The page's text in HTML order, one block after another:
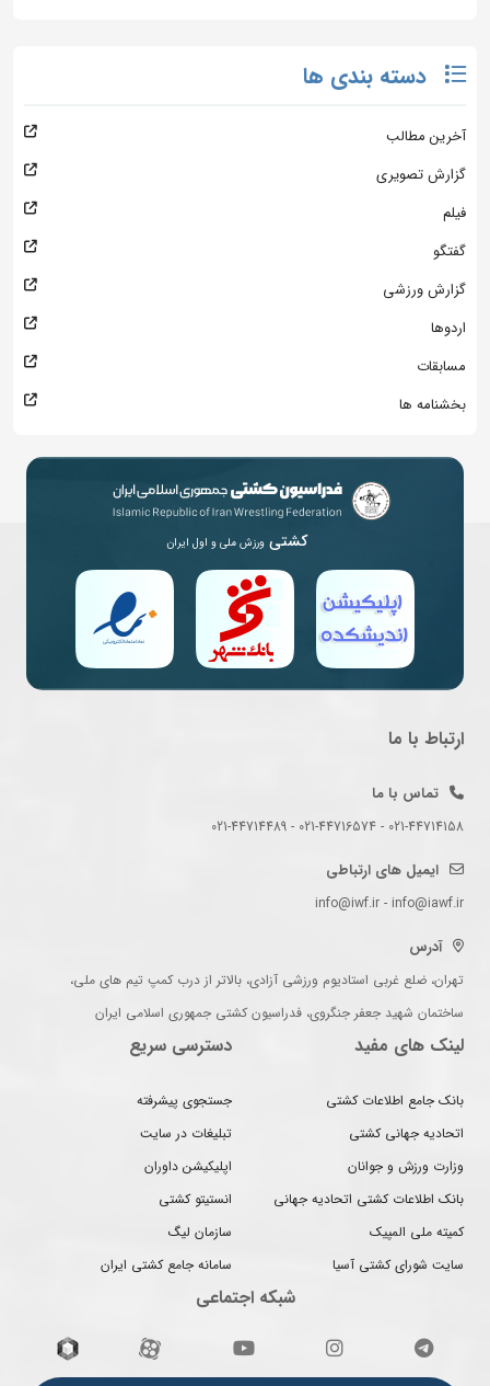
دسته بندی ها
آخرین مطالب
گزارش تصویری
فیلم
گفتگو
گزارش ورزشی
اردوها
مسابقات
بخشنامه ها
کشتی ورزش ملی و اول ایران
ارتباط با ما
تماس با ما
021-44714158 - 021-44716574 - 021-44714489
ایمیل های ارتباطی
info@iwf.ir - info@iawf.ir
آدرس
تهران، ضلع غربی استادیوم ورزشی آزادی، بالاتر از درب کمپ تیم های ملی،
ساختمان شهید جعفر جنگروی، فدراسیون کشتی جمهوری اسلامی ایران
لینک های مفید
بانک جامع اطلاعات کشتی
اتحادیه جهانی کشتی
وزارت ورزش و جوانان
بانک اطلاعات کشتی اتحادیه جهانی
کمیته ملی المپیک
سایت شورای کشتی آسیا
دسترسی سریع
جستجوی پیشرفته
تبلیغات در سایت
اپلیکیشن داوران
انستیتو کشتی
سازمان لیگ
سامانه جامع کشتی ایران
شبکه اجتماعی